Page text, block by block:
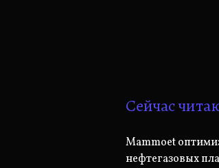
Сейчас
Mammoet
нефтегазовых